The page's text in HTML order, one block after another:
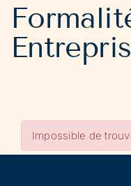
Impossible de